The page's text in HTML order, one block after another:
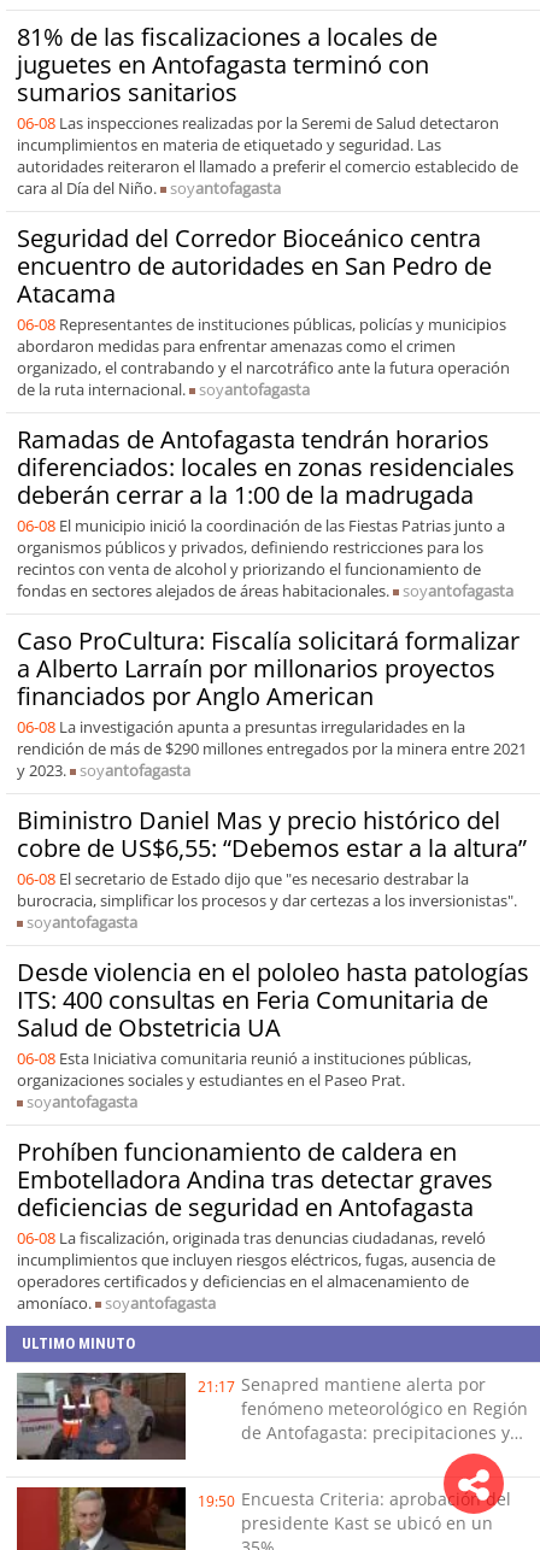
81% de las fiscalizaciones a locales de
juguetes en Antofagasta terminó con
sumarios sanitarios
06-08 Las inspecciones realizadas por la Seremi de Salud detectaron
incumplimientos en materia de etiquetado y seguridad. Las
autoridades reiteraron el llamado a preferir el comercio establecido de
cara al Día del Niño.
soyantofagasta
Seguridad del Corredor Bioceánico centra
encuentro de autoridades en San Pedro de
Atacama
06-08 Representantes de instituciones públicas, policías y municipios
abordaron medidas para enfrentar amenazas como el crimen
organizado, el contrabando y el narcotráfico ante la futura operación
de la ruta internacional.
soyantofagasta
Ramadas de Antofagasta tendrán horarios
diferenciados: locales en zonas residenciales
deberán cerrar a la 1:00 de la madrugada
06-08 El municipio inició la coordinación de las Fiestas Patrias junto a
organismos públicos y privados, definiendo restricciones para los
recintos con venta de alcohol y priorizando el funcionamiento de
fondas en sectores alejados de áreas habitacionales.
soyantofagasta
Caso ProCultura: Fiscalía solicitará formalizar
a Alberto Larraín por millonarios proyectos
financiados por Anglo American
06-08 La investigación apunta a presuntas irregularidades en la
rendición de más de $290 millones entregados por la minera entre 2021
y 2023.
soyantofagasta
Biministro Daniel Mas y precio histórico del
cobre de US$6,55: “Debemos estar a la altura”
06-08 El secretario de Estado dijo que "es necesario destrabar la
burocracia, simplificar los procesos y dar certezas a los inversionistas".
soyantofagasta
Desde violencia en el pololeo hasta patologías
ITS: 400 consultas en Feria Comunitaria de
Salud de Obstetricia UA
06-08 Esta Iniciativa comunitaria reunió a instituciones públicas,
organizaciones sociales y estudiantes en el Paseo Prat.
soyantofagasta
Prohíben funcionamiento de caldera en
Embotelladora Andina tras detectar graves
deficiencias de seguridad en Antofagasta
06-08 La fiscalización, originada tras denuncias ciudadanas, reveló
incumplimientos que incluyen riesgos eléctricos, fugas, ausencia de
operadores certificados y deficiencias en el almacenamiento de
amoníaco.
soyantofagasta
ULTIMO MINUTO
21:17 Senapred mantiene alerta por
fenómeno meteorológico en Región
de Antofagasta: precipitaciones y
19:50 Encuesta Criteria: aprobación del
presidente Kast se ubicó en un